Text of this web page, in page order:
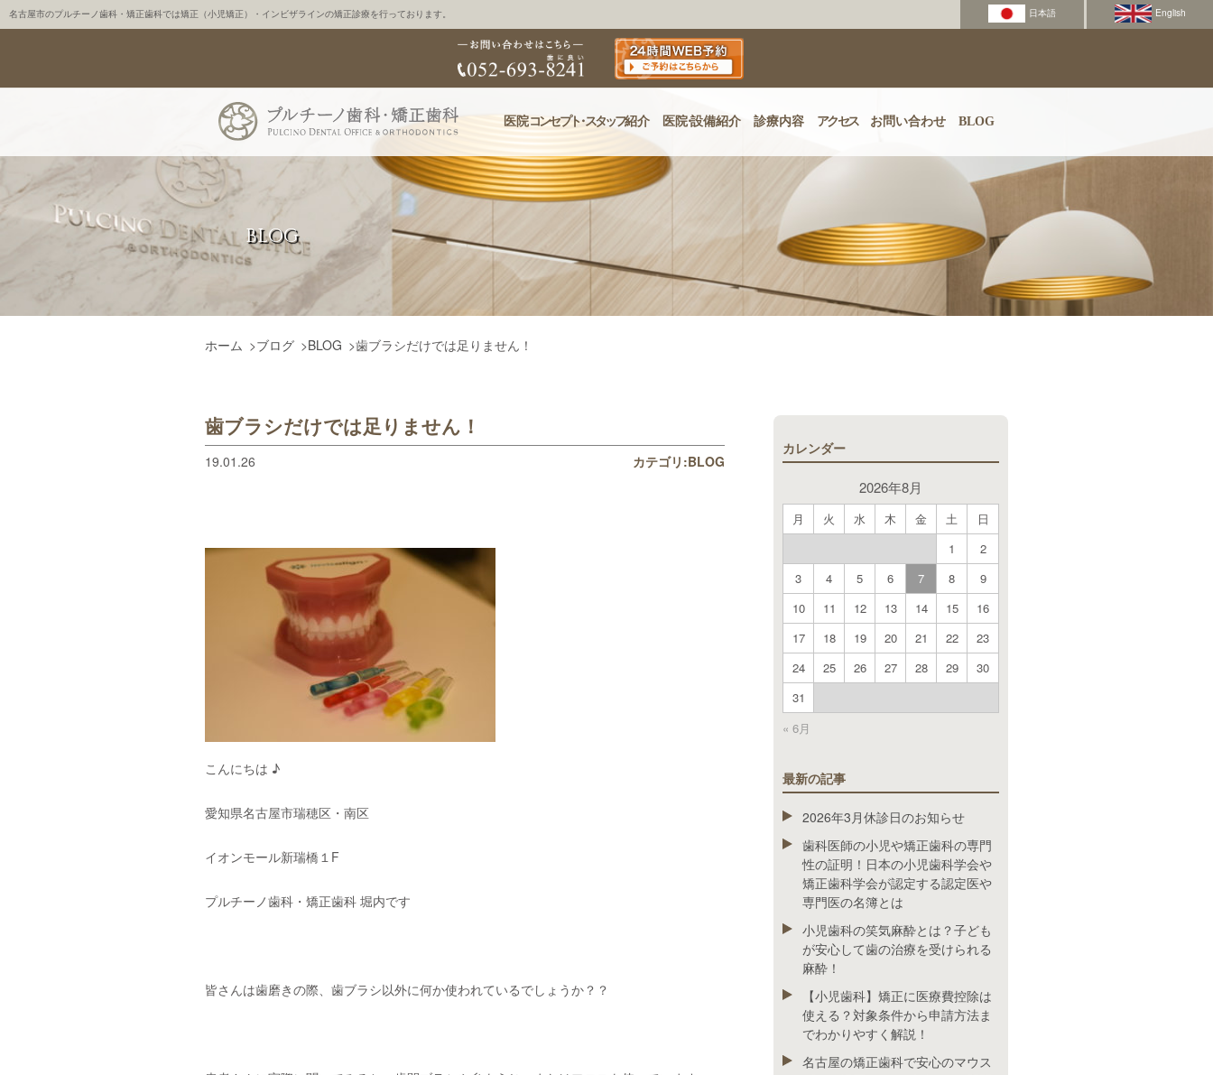
名古屋市のプルチーノ歯科・矯正歯科では矯正（小児矯正）・インビザラインの矯正診療を行っております。
医院コンセプト・スタッフ紹介 医院・設備紹介 診療内容 アクセス お問い合わせ BLOG
BLOG
ホーム >ブログ >BLOG >歯ブラシだけでは足りません！
歯ブラシだけでは足りません！
19.01.26 カテゴリ:BLOG
こんにちは ♪
愛知県名古屋市瑞穂区・南区
イオンモール新瑞橋１F
プルチーノ歯科・矯正歯科 堀内です
皆さんは歯磨きの際、歯ブラシ以外に何か使われているでしょうか？？
カレンダー
2026年8月
月 火 水 木 金 土 日
« 6月
1
2
3
4 5 6 7 8
9
10
11 12 13 14 15
16
17
18 19 20 21 22
23
24
25 26 27 28 29
30
31
最新の記事
2026年3月休診日のお知らせ
歯科医師の小児や矯正歯科の専門
性の証明！日本の小児歯科学会や
矯正歯科学会が認定する認定医や
専門医の名簿とは
小児歯科の笑気麻酔とは？子ども
が安心して歯の治療を受けられる
麻酔！
【小児歯科】矯正に医療費控除は
使える？対象条件から申請方法ま
でわかりやすく解説！
名古屋の矯正歯科で安心のマウス